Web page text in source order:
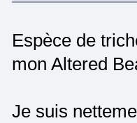
Espèce de
mon Altered
Je suis